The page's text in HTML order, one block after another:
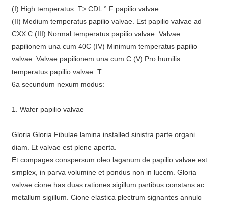
(I) High temperatus. T> CDL ° F papilio valvae.
(II) Medium temperatus papilio valvae. Est papilio valvae ad
CXX C (III) Normal temperatus papilio valvae. Valvae
papilionem una cum 40C (IV) Minimum temperatus papilio
valvae. Valvae papilionem una cum C (V) Pro humilis
temperatus papilio valvae. T
6a secundum nexum modus:
1. Wafer papilio valvae
Gloria Gloria Fibulae lamina installed sinistra parte organi
diam. Et valvae est plene aperta.
Et compages conspersum oleo laganum de papilio valvae est
simplex, in parva volumine et pondus non in lucem. Gloria
valvae cione has duas rationes sigillum partibus constans ac
metallum sigillum. Cione elastica plectrum signantes annulo